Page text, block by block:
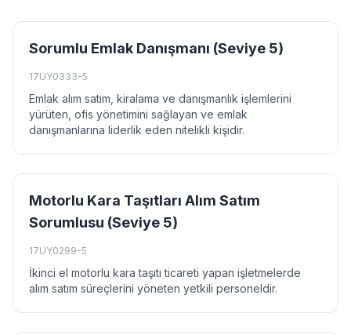
Sorumlu Emlak Danışmanı (Seviye 5)
17UY0333-5
Emlak alım satım, kiralama ve danışmanlık işlemlerini
yürüten, ofis yönetimini sağlayan ve emlak
danışmanlarına liderlik eden nitelikli kişidir.
Motorlu Kara Taşıtları Alım Satım
Sorumlusu (Seviye 5)
17UY0299-5
İkinci el motorlu kara taşıtı ticareti yapan işletmelerde
alım satım süreçlerini yöneten yetkili personeldir.